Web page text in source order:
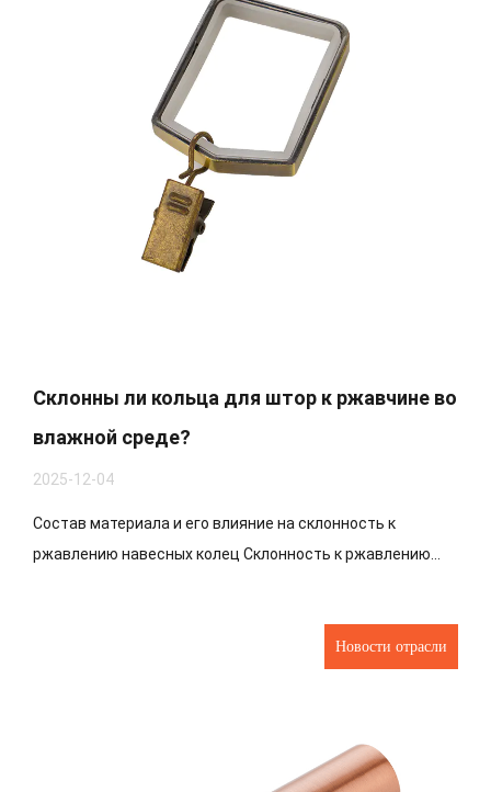
Склонны ли кольца для штор к ржавчине во
влажной среде?
2025-12-04
Состав материала и его влияние на склонность к
ржавлению навесных колец Склонность к ржавлению...
Новости отрасли